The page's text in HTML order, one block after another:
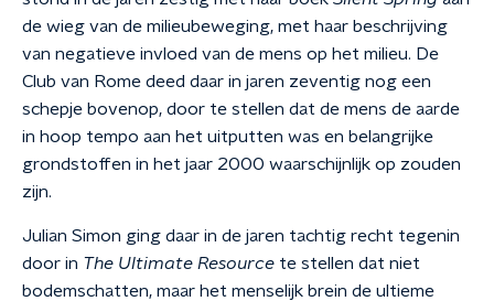
de wieg van de milieubeweging, met haar beschrijving
van negatieve invloed van de mens op het milieu. De
Club van Rome deed daar in jaren zeventig nog een
schepje bovenop, door te stellen dat de mens de aarde
in hoop tempo aan het uitputten was en belangrijke
grondstoffen in het jaar 2000 waarschijnlijk op zouden
zijn.
Julian Simon ging daar in de jaren tachtig recht tegenin
door in The Ultimate Resource te stellen dat niet
bodemschatten, maar het menselijk brein de ultieme